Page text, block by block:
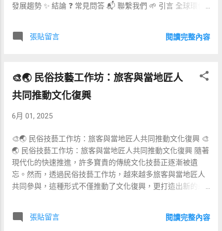
行程方案 天數 包含服務 價格 (USD) 基礎療癒 5 天 草本浴、
儀、專屬精油按摩 3,800 至尊回春 10 天 豪華 + 深度排毒飲
食、個人教練指導 5,500 ...
發展趨勢 ✨ 結論 ❓ 常見問答 📬 聯繫我們 🌱 引言 全球環保
有故事、有文化、有環境意識的整合場域。特別是 生態體驗
態商業模式。本篇將深入探討生態體驗在主題樂園中的切入
點，並分析文化創意產業如何驅動商機與市場成長。 🌎 生態
體驗崛起的原因 近年來，全球生態旅遊市場規模持續增長。
根據 國際生態旅遊協會 調查，2023 年全球生態旅遊市場價
這股趨勢亦反映在主題樂園領域：遊客逐漸追求「寓教於
樂」的深度互動，渴望透過生態體驗了解大自然與文化脈
絡，而非純粹追求刺激速度。以下原因可歸納成三點： 環保
意識抬頭：消費者對氣候變遷、物種保育等議題關注增加，
生態體驗成為一種新興選擇。 在地文化尋根：遊客希望體驗
合，打造差異化競爭優勢。 🎨 文化創意產業的融合模式 文
張貼留言 閱讀完整內容
🎨🌏 民俗技藝工作坊：旅客與當地匠人
共同推動文化復興
6月 01, 2025
🎨🌏 民俗技藝工作坊：旅客與當地匠人共同推動文化復興 🎨
🌏 民俗技藝工作坊：旅客與當地匠人共同推動文化復興 隨著
現代化的快速推進，許多寶貴的傳統文化技藝正逐漸被遺
忘。然而，透過民俗技藝工作坊，越來越多旅客與當地匠人
共同參與，這種形式不僅推動了文化復興，更打造出新的永
陶藝、編織、木雕、印染等，不僅展現地方特色，更蘊含著
當地歷史與人文故事。旅客透過親手製作工藝品，不僅能感
張貼留言 閱讀完整內容